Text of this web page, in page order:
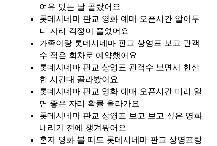
여유 있는 날 골랐어요
롯데시네마 판교 영화 예매 오픈시간 알아두
니 자리 걱정이 줄었어요
가족이랑 롯데시네마 판교 상영표 보고 관객
수 적은 회차로 예약했어요
롯데시네마 판교 상영표 관객수 보면서 한산
한 시간대 골라봤어요
롯데시네마 판교 영화 예매 오픈시간 미리 알
면 좋은 자리 확률 올라가요
롯데시네마 판교 상영표 보고 보고 싶은 영화
내리기 전에 챙겨봤어요
혼자 영화 볼 때도 롯데시네마 판교 상영표랑